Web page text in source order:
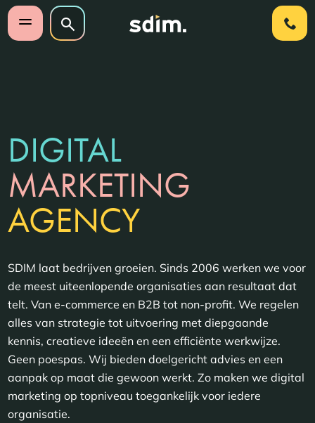
Navigatie overslaan
Open mobiel menu
Zoeken op website
Zoeken
DIGITAL
MARKETING
AGENCY
SDIM laat bedrijven groeien. Sinds 2006 werken we voor
de meest uiteenlopende organisaties aan resultaat dat
telt. Van e-commerce en B2B tot non-profit. We regelen
alles van strategie tot uitvoering met diepgaande
kennis, creatieve ideeën en een efficiënte werkwijze.
Geen poespas. Wij bieden doelgericht advies en een
aanpak op maat die gewoon werkt. Zo maken we digital
marketing op topniveau toegankelijk voor iedere
organisatie.